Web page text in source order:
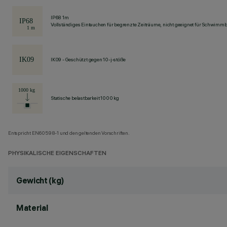
IP68 1m
Vollständiges Eintauchen für begrenzte Zeiträume, nicht geeignet für
IK09 - Geschützt gegen 10-j-stöße
Statische belastbarkeit 1000 kg
Entspricht EN60598-1 und den geltenden Vorschriften.
PHYSIKALISCHE EIGENSCHAFTEN
Gewicht (kg)
Material